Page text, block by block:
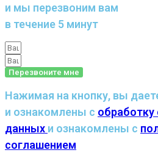
и мы перезвоним вам
в течение 5 минут
Перезвоните мне
Нажимая на кнопку, вы
и ознакомлены с обработку
данных и ознакомлены с
соглашением